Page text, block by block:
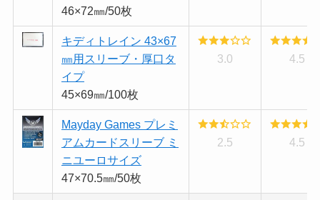
46×72㎜/50枚
キディトレイン 43×67
㎜用スリーブ・厚口タ
イプ
45×69㎜/100枚
3.0 4.5
Mayday Games プレミ
アムカードスリーブ ミ
ニユーロサイズ
47×70.5㎜/50枚
2.5 4.5